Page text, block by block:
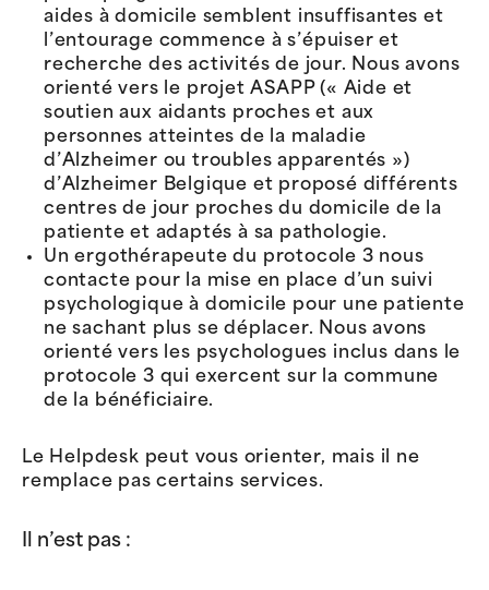
aides à domicile semblent insuffisantes et
l’entourage commence à s’épuiser et
recherche des activités de jour. Nous avons
orienté vers le projet ASAPP (« Aide et
soutien aux aidants proches et aux
personnes atteintes de la maladie
d’Alzheimer ou troubles apparentés »)
d’Alzheimer Belgique et proposé différents
centres de jour proches du domicile de la
patiente et adaptés à sa pathologie.
Un ergothérapeute du protocole 3 nous
contacte pour la mise en place d’un suivi
psychologique à domicile pour une patiente
ne sachant plus se déplacer. Nous avons
orienté vers les psychologues inclus dans le
protocole 3 qui exercent sur la commune
de la bénéficiaire.
Le Helpdesk peut vous orienter, mais il ne
remplace pas certains services.
Il n’est pas :